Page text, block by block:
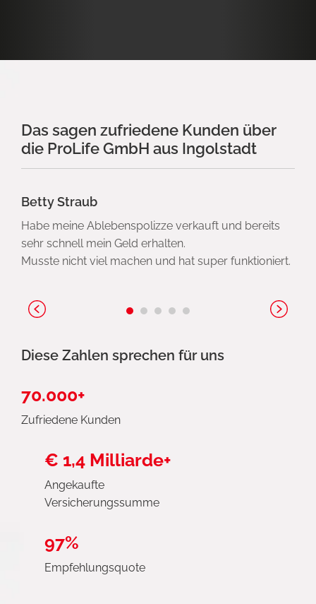
Das sagen zufriedene Kunden über
die ProLife GmbH aus Ingolstadt
Betty Straub
Habe meine Ablebenspolizze verkauft und bereits
sehr schnell mein Geld erhalten.
Musste nicht viel machen und hat super funktioniert.
Diese Zahlen sprechen für uns
70.000+
Zufriedene Kunden
€ 1,4 Milliarde+
Angekaufte
Versicherungssumme
97%
Empfehlungsquote